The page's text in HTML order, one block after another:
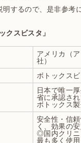
明するので、是非参考
クスビスタ」
アメリカ（
社）
ボトックス
日本で唯一
省に承認さ
ボトックス製
安全性・信
く、効果の
◎国内クリ
最も多く使